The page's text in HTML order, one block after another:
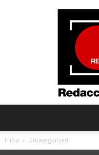
Inicio Uncategorized